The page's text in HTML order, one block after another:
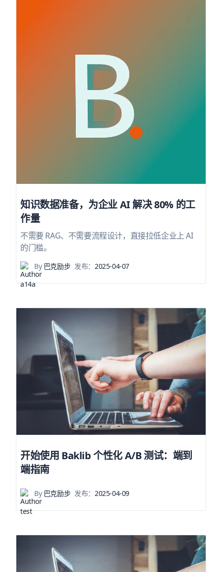
知识数据准备，为企业 AI 解决 80% 的工
作量
不需要 RAG、不需要流程设计，直接拉低企业上 AI
的门槛。
By巴克励步 发布：2025-04-07
开始使用 Baklib 个性化 A/B 测试：端到
端指南
By巴克励步 发布： 2025-04-09